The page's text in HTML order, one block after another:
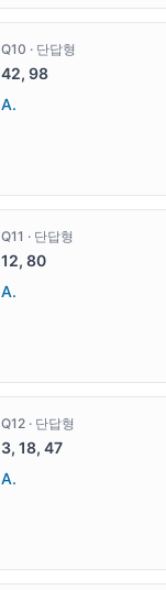
Q10 · 단답형
42, 98
A.
Q11 · 단답형
12, 80
A.
Q12 · 단답형
3, 18, 47
A.